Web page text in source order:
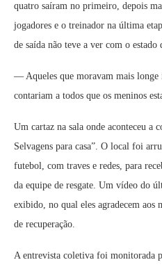
quatro saíram no primeiro, depois
jogadores e o treinador na última
de saída não teve a ver com o estado
— Aqueles que moravam mais longe
contariam a todos que os meninos
Um cartaz na sala onde aconteceu a
Selvagens para casa”. O local foi
futebol, com traves e redes, para
da equipe de resgate. Um vídeo do
exibido, no qual eles agradecem aos
de recuperação.
A entrevista coletiva foi monitorada